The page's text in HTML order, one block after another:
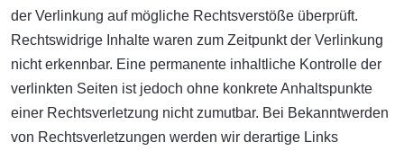
der Verlinkung auf mögliche Rechtsverstöße überprüft.
Rechtswidrige Inhalte waren zum Zeitpunkt der Verlinkung
nicht erkennbar. Eine permanente inhaltliche Kontrolle der
verlinkten Seiten ist jedoch ohne konkrete Anhaltspunkte
einer Rechtsverletzung nicht zumutbar. Bei Bekanntwerden
von Rechtsverletzungen werden wir derartige Links